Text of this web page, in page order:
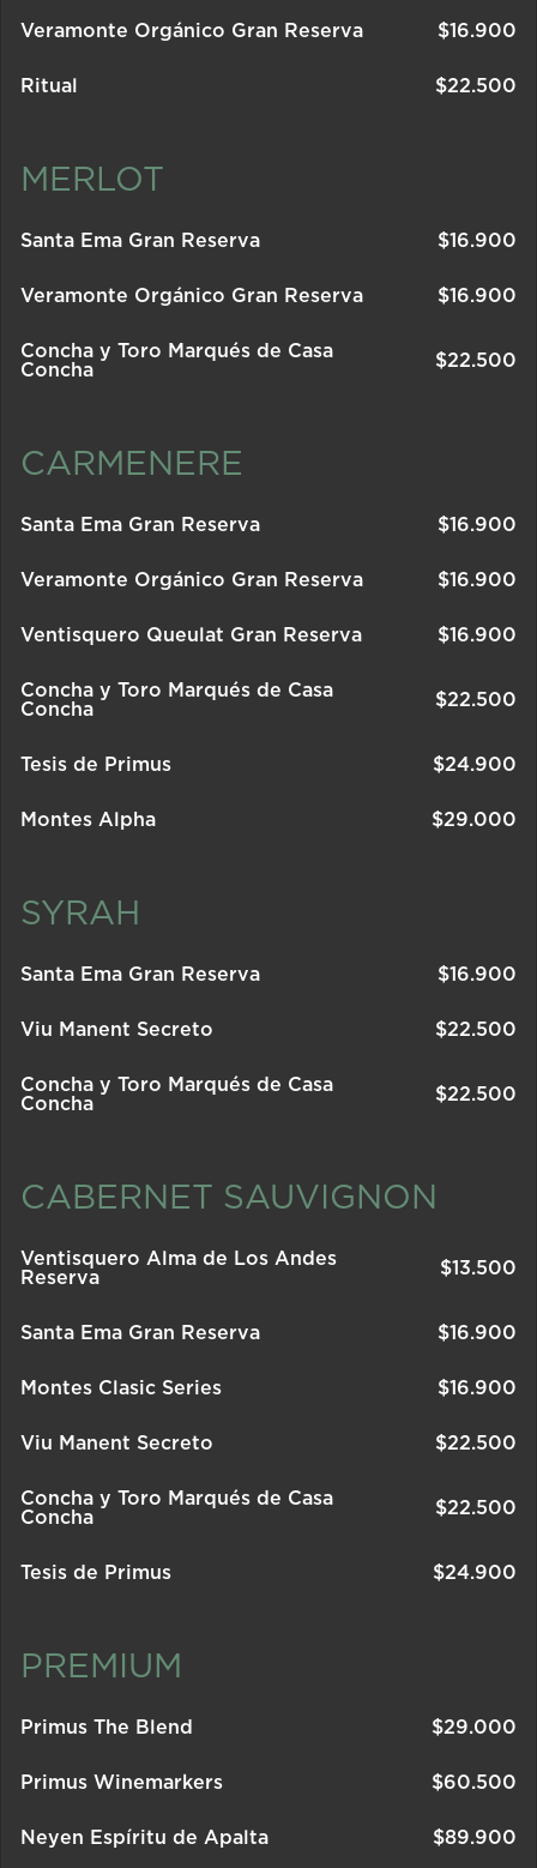
Veramonte Orgánico Gran Reserva $16.900
Ritual $22.500
MERLOT
Santa Ema Gran Reserva $16.900
Veramonte Orgánico Gran Reserva $16.900
Concha y Toro Marqués de Casa
Concha
$22.500
CARMENERE
Santa Ema Gran Reserva $16.900
Veramonte Orgánico Gran Reserva $16.900
Ventisquero Queulat Gran Reserva $16.900
Concha y Toro Marqués de Casa
Concha
$22.500
Tesis de Primus $24.900
Montes Alpha $29.000
SYRAH
Santa Ema Gran Reserva $16.900
Viu Manent Secreto $22.500
Concha y Toro Marqués de Casa
Concha
$22.500
CABERNET SAUVIGNON
Ventisquero Alma de Los Andes
Reserva
$13.500
Santa Ema Gran Reserva $16.900
Montes Clasic Series $16.900
Viu Manent Secreto $22.500
Concha y Toro Marqués de Casa
Concha
$22.500
Tesis de Primus $24.900
PREMIUM
Primus The Blend $29.000
Primus Winemarkers $60.500
Neyen Espíritu de Apalta $89.900